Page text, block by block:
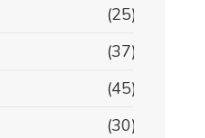
(25)
(37)
(45)
(30)